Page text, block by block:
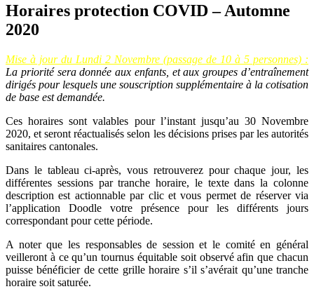
Horaires protection COVID – Automne
2020
Mise à jour du Lundi 2 Novembre (passage de 10 à 5 personnes) :
La priorité sera donnée aux enfants, et aux groupes d’entraînement
dirigés pour lesquels une souscription supplémentaire à la cotisation
de base est demandée.
Ces horaires sont valables pour l’instant jusqu’au 30 Novembre
2020, et seront réactualisés selon les décisions prises par les autorités
sanitaires cantonales.
Dans le tableau ci-après, vous retrouverez pour chaque jour, les
différentes sessions par tranche horaire, le texte dans la colonne
description est actionnable par clic et vous permet de réserver via
l’application Doodle votre présence pour les différents jours
correspondant pour cette période.
A noter que les responsables de session et le comité en général
veilleront à ce qu’un tournus équitable soit observé afin que chacun
puisse bénéficier de cette grille horaire s’il s’avérait qu’une tranche
horaire soit saturée.